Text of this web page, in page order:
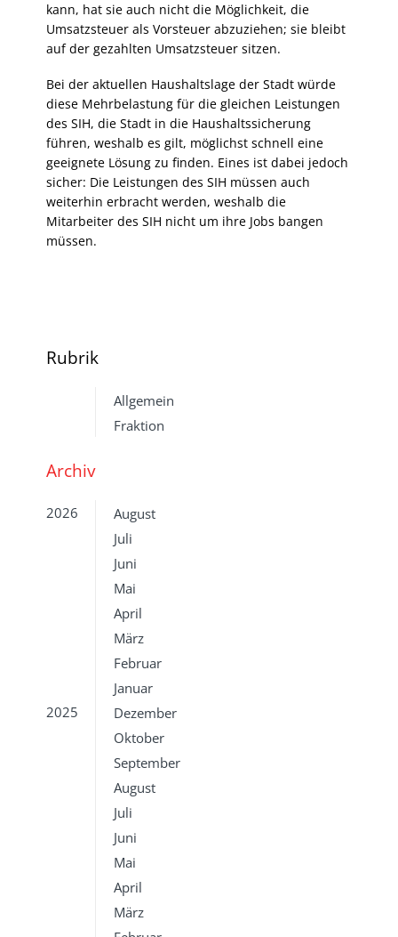
kann, hat sie auch nicht die Möglichkeit, die
Umsatzsteuer als Vorsteuer abzuziehen; sie bleibt
auf der gezahlten Umsatzsteuer sitzen.
Bei der aktuellen Haushaltslage der Stadt würde
diese Mehrbelastung für die gleichen Leistungen
des SIH, die Stadt in die Haushaltssicherung
führen, weshalb es gilt, möglichst schnell eine
geeignete Lösung zu finden. Eines ist dabei jedoch
sicher: Die Leistungen des SIH müssen auch
weiterhin erbracht werden, weshalb die
Mitarbeiter des SIH nicht um ihre Jobs bangen
müssen.
Rubrik
Allgemein
Fraktion
Archiv
2026
August
Juli
Juni
Mai
April
März
Februar
Januar
2025
Dezember
Oktober
September
August
Juli
Juni
Mai
April
März